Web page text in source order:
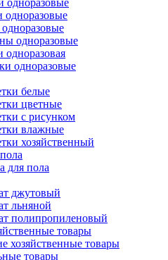
одноразовые
одноразовые
одноразовые
одноразовая
одноразовые
белые
цветные
с рисунком
влажные
хозяйственный
для пола
джутовый
льняной
полипропиленовый
товары
хозяйственные товары
товары